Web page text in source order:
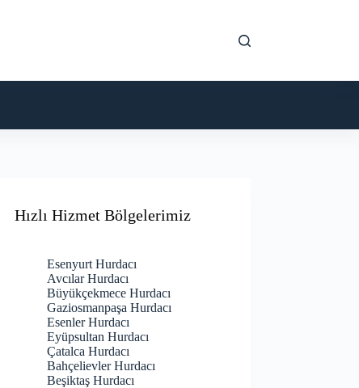
Hızlı Hizmet Bölgelerimiz
Esenyurt Hurdacı
Avcılar Hurdacı
Büyükçekmece Hurdacı
Gaziosmanpaşa Hurdacı
Esenler Hurdacı
Eyüpsultan Hurdacı
Çatalca Hurdacı
Bahçelievler Hurdacı
Beşiktaş Hurdacı